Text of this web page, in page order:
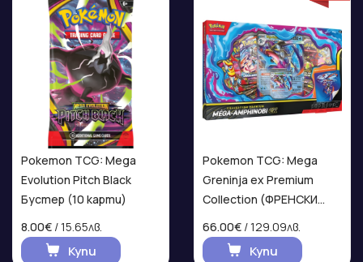
Pokemon TCG: Mega
Evolution Pitch Black
Бустер (10 карти)
8.00€ / 15.65лв.
Купи
Pokemon TCG: Mega
Greninja ex Premium
Collection (ФРЕНСКИ
66.00€ / 129.09лв.
Купи